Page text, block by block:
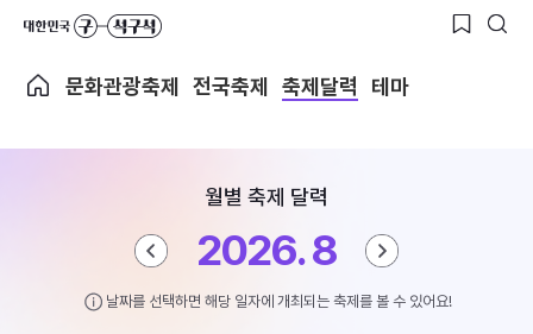
문화관광축제 전국축제 축제달력 테마
월별 축제 달력
2026. 8
날짜를 선택하면 해당 일자에 개최되는 축제를 볼 수 있어요!